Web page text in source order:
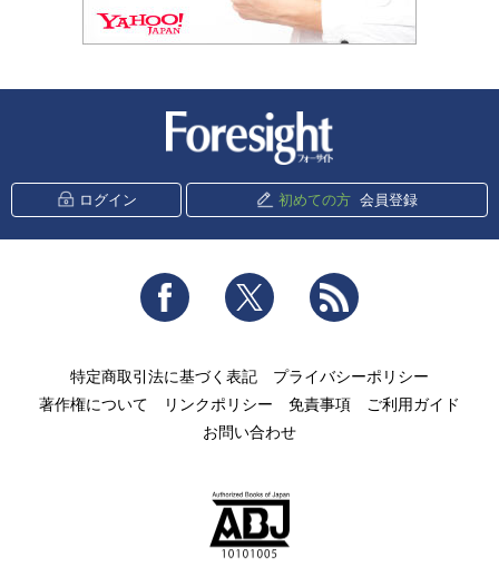
ログイン 初めての方 会員登録
Facebook Twitter
特定商取引法に基づく表記
プライバシーポリシー
著作権について
リンクポリシー 免責事項
ご利用ガイド
お問い合わせ